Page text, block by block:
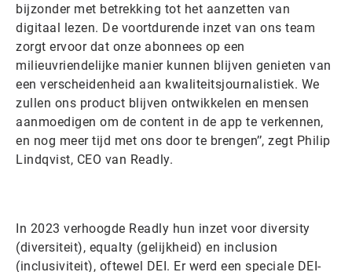
bijzonder met betrekking tot het aanzetten van
digitaal lezen. De voortdurende inzet van ons team
zorgt ervoor dat onze abonnees op een
milieuvriendelijke manier kunnen blijven genieten van
een verscheidenheid aan kwaliteitsjournalistiek. We
zullen ons product blijven ontwikkelen en mensen
aanmoedigen om de content in de app te verkennen,
en nog meer tijd met ons door te brengen’’, zegt Philip
Lindqvist, CEO van Readly.
In 2023 verhoogde Readly hun inzet voor diversity
(diversiteit), equalty (gelijkheid) en inclusion
(inclusiviteit), oftewel DEI. Er werd een speciale DEI-